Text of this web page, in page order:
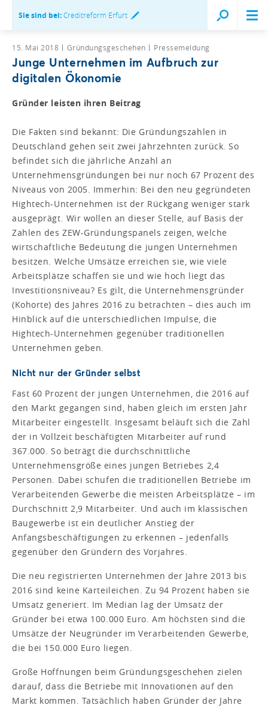
Sie sind bei:Creditreform Erfurt
15. Mai 2018 Gründungsgeschehen Pressemeldung
Junge Unternehmen im Aufbruch zur
digitalen Ökonomie
Gründer leisten ihren Beitrag
Die Fakten sind bekannt: Die Gründungszahlen in
Deutschland gehen seit zwei Jahrzehnten zurück. So
befindet sich die jährliche Anzahl an
Unternehmensgründungen bei nur noch 67 Prozent des
Niveaus von 2005. Immerhin: Bei den neu gegründeten
Hightech-Unternehmen ist der Rückgang weniger stark
ausgeprägt. Wir wollen an dieser Stelle, auf Basis der
Zahlen des ZEW-Gründungspanels zeigen, welche
wirtschaftliche Bedeutung die jungen Unternehmen
besitzen. Welche Umsätze erreichen sie, wie viele
Arbeitsplätze schaffen sie und wie hoch liegt das
Investitionsniveau? Es gilt, die Unternehmensgründer
(Kohorte) des Jahres 2016 zu betrachten – dies auch im
Hinblick auf die unterschiedlichen Impulse, die
Hightech-Unternehmen gegenüber traditionellen
Unternehmen geben.
Nicht nur der Gründer selbst
Fast 60 Prozent der jungen Unternehmen, die 2016 auf
den Markt gegangen sind, haben gleich im ersten Jahr
Mitarbeiter eingestellt. Insgesamt beläuft sich die Zahl
der in Vollzeit beschäftigten Mitarbeiter auf rund
367.000. So beträgt die durchschnittliche
Unternehmensgröße eines jungen Betriebes 2,4
Personen. Dabei schufen die traditionellen Betriebe im
Verarbeitenden Gewerbe die meisten Arbeitsplätze – im
Durchschnitt 2,9 Mitarbeiter. Und auch im klassischen
Baugewerbe ist ein deutlicher Anstieg der
Anfangsbeschäftigungen zu erkennen – jedenfalls
gegenüber den Gründern des Vorjahres.
Die neu registrierten Unternehmen der Jahre 2013 bis
2016 sind keine Karteileichen. Zu 94 Prozent haben sie
Umsatz generiert. Im Median lag der Umsatz der
Gründer bei etwa 100.000 Euro. Am höchsten sind die
Umsätze der Neugründer im Verarbeitenden Gewerbe,
die bei 150.000 Euro liegen.
Große Hoffnungen beim Gründungsgeschehen zielen
darauf, dass die Betriebe mit Innovationen auf den
Markt kommen. Tatsächlich haben Gründer der Jahre